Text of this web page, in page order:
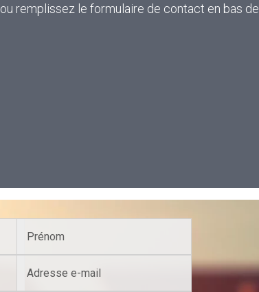
ou remplissez le formulaire de contact en bas de